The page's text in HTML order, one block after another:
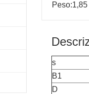
Peso:1,85
s
B1
D